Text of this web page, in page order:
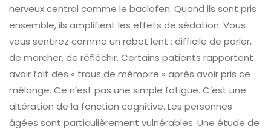
nerveux central comme le baclofen. Quand ils sont pris
ensemble, ils amplifient les effets de sédation. Vous
vous sentirez comme un robot lent : difficile de parler,
de marcher, de réfléchir. Certains patients rapportent
avoir fait des « trous de mémoire » après avoir pris ce
mélange. Ce n’est pas une simple fatigue. C’est une
altération de la fonction cognitive. Les personnes
âgées sont particulièrement vulnérables. Une étude de